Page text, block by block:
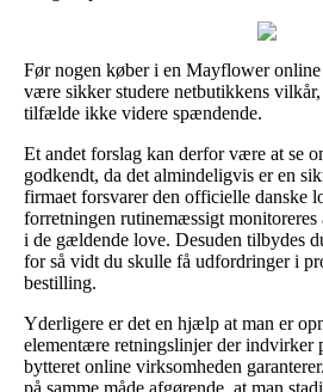
Før nogen køber i en Mayflower
være sikker studere netbutikkens
tilfælde ikke videre spændende.
Et andet forslag kan derfor være at se
godkendt, da det almindeligvis er en
firmaet forsvarer den officielle danske
forretningen rutinemæssigt
i de gældende love. Desuden tilbydes
for så vidt du skulle få udfordringer i
bestilling.
Yderligere er det en hjælp at man er
elementære retningslinjer der indvirker
bytteret online virksomheden
på samme måde afgørende, at man